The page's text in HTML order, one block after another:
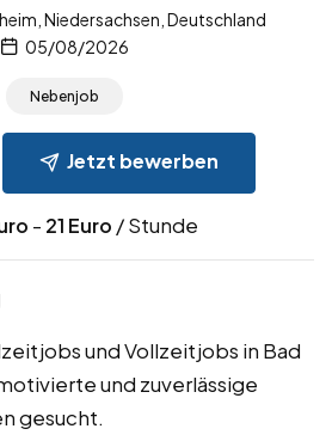
Niedersachsen, Deutschland
05/08/2026
Nebenjob
Jetzt bewerben
- 21 Euro / Stunde
und Vollzeitjobs in Bad
und zuverlässige
gesucht.